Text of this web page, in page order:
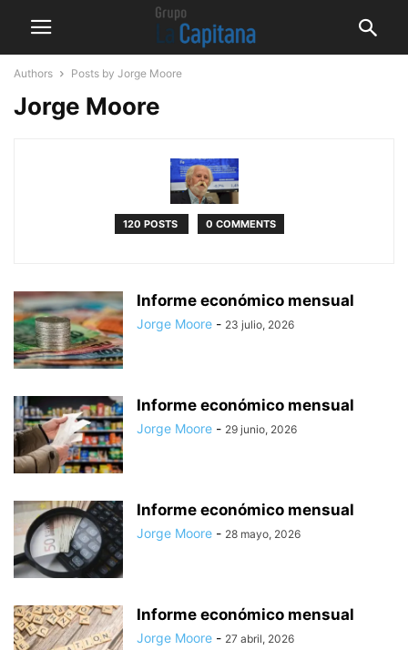
Authors Posts by Jorge Moore
Jorge Moore
120 POSTS 0 COMMENTS
Informe económico mensual
Jorge Moore - 23 julio, 2026
Informe económico mensual
Jorge Moore - 29 junio, 2026
Informe económico mensual
Jorge Moore - 28 mayo, 2026
Informe económico mensual
Jorge Moore - 27 abril, 2026